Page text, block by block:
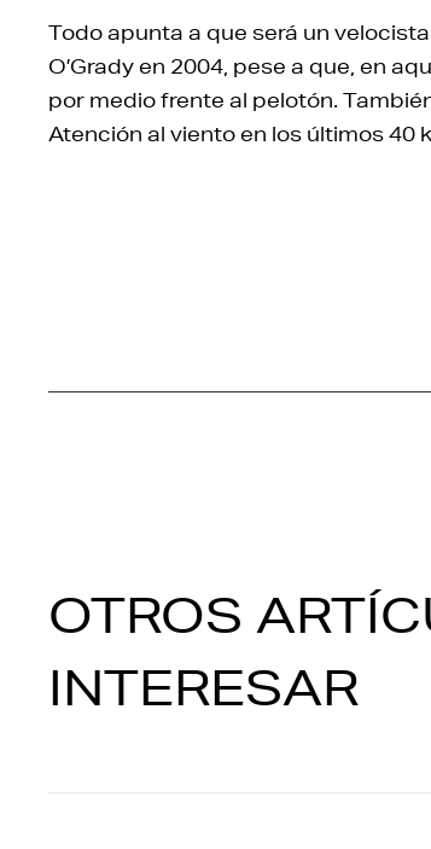
Todo apunta a que será un
O’Grady en 2004, pese a que, en
por medio frente al pelotón.
Atención al viento en los últimos 40
OTROS
INTERESAR